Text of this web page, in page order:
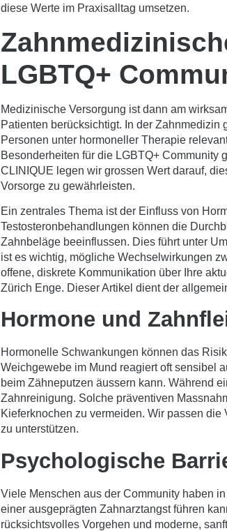
diese Werte im Praxisalltag umsetzen.
LGBTQ+
Medizinische Versorgung ist dann am
Patienten berücksichtigt. In der
Personen unter hormoneller Therapie
Besonderheiten für die LGBTQ+ Community
CLINIQUE legen wir grossen Wert darauf,
Vorsorge zu gewährleisten.
Ein zentrales Thema ist der Einfluss von
Testosteronbehandlungen können die
Zahnbeläge beeinflussen. Dies führt unter
ist es wichtig, mögliche Wechselwirkungen
offene, diskrete Kommunikation über Ihre
Zürich Enge. Dieser Artikel dient der
Hormone und
Hormonelle Schwankungen können das
Weichgewebe im Mund reagiert oft sensibel
beim Zähneputzen äussern kann. Während
Zahnreinigung. Solche präventiven
Kieferknochen zu vermeiden. Wir passen
zu unterstützen.
Psychologische
Viele Menschen aus der Community haben
einer ausgeprägten Zahnarztangst führen
rücksichtsvolles Vorgehen und moderne,